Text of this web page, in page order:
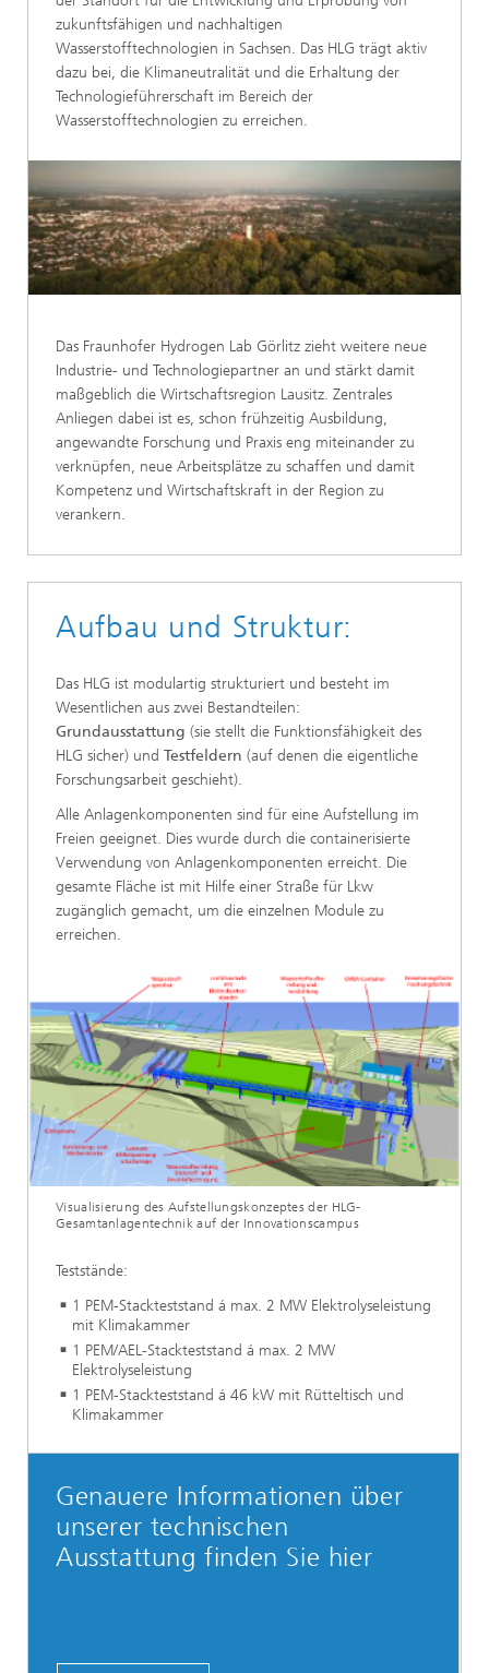
zukunftsfähigen und nachhaltigen
Wasserstofftechnologien in Sachsen. Das HLG trägt aktiv
dazu bei, die Klimaneutralität und die Erhaltung der
Technologieführerschaft im Bereich der
Wasserstofftechnologien zu erreichen.
Das Fraunhofer Hydrogen Lab Görlitz zieht weitere neue
Industrie- und Technologiepartner an und stärkt damit
maßgeblich die Wirtschaftsregion Lausitz. Zentrales
Anliegen dabei ist es, schon frühzeitig Ausbildung,
angewandte Forschung und Praxis eng miteinander zu
verknüpfen, neue Arbeitsplätze zu schaffen und damit
Kompetenz und Wirtschaftskraft in der Region zu
verankern.
Aufbau und Struktur:
Das HLG ist modulartig strukturiert und besteht im
Wesentlichen aus zwei Bestandteilen:
Grundausstattung (sie stellt die Funktionsfähigkeit des
HLG sicher) und Testfeldern (auf denen die eigentliche
Forschungsarbeit geschieht).
Alle Anlagenkomponenten sind für eine Aufstellung im
Freien geeignet. Dies wurde durch die containerisierte
Verwendung von Anlagenkomponenten erreicht. Die
gesamte Fläche ist mit Hilfe einer Straße für Lkw
zugänglich gemacht, um die einzelnen Module zu
erreichen.
Visualisierung des Aufstellungskonzeptes der HLG-
Gesamtanlagentechnik auf der Innovationscampus
Teststände:
1 PEM-Stackteststand á max. 2 MW Elektrolyseleistung
mit Klimakammer
1 PEM/AEL-Stackteststand á max. 2 MW
Elektrolyseleistung
1 PEM-Stackteststand á 46 kW mit Rütteltisch und
Klimakammer
Genauere Informationen über
unserer technischen
Ausstattung finden Sie hier